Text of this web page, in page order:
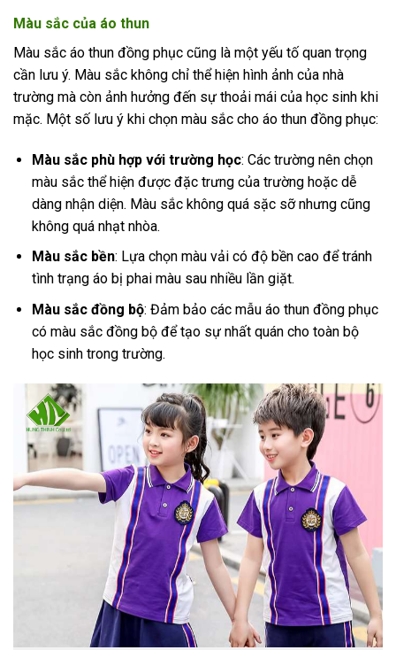
Màu sắc của áo thun
Màu sắc áo thun đồng phục cũng là một yếu tố quan trọng
cần lưu ý. Màu sắc không chỉ thể hiện hình ảnh của nhà
trường mà còn ảnh hưởng đến sự thoải mái của học sinh khi
mặc. Một số lưu ý khi chọn màu sắc cho áo thun đồng phục:
Màu sắc phù hợp với trường học: Các trường nên chọn
màu sắc thể hiện được đặc trưng của trường hoặc dễ
dàng nhận diện. Màu sắc không quá sặc sỡ nhưng cũng
không quá nhạt nhòa.
Màu sắc bền: Lựa chọn màu vải có độ bền cao để tránh
tình trạng áo bị phai màu sau nhiều lần giặt.
Màu sắc đồng bộ: Đảm bảo các mẫu áo thun đồng phục
có màu sắc đồng bộ để tạo sự nhất quán cho toàn bộ
học sinh trong trường.